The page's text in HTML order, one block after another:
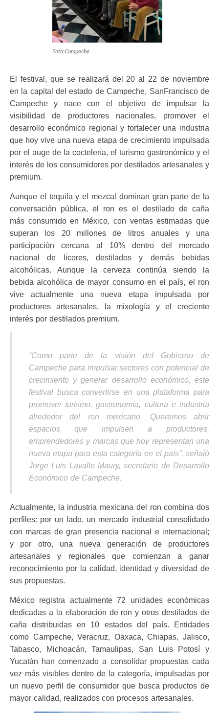
Foto:Campeche
El festival, que se realizará del 20 al 22 de noviembre
en la capital del estado de Campeche, SanFrancisco de
Campeche y nace con el objetivo de impulsar la
visibilidad de productores nacionales, promover el
desarrollo económico regional y fortalecer una industria
que hoy vive una nueva etapa de crecimiento impulsada
por el auge de la coctelería, el turismo gastronómico y el
interés de los consumidores por destilados artesanales y
premium.
Aunque el tequila y el mezcal dominan gran parte de la
conversación pública, el ron es el destilado de caña
más consumido en México, con ventas estimadas que
superan los 20 millones de litros anuales y una
participación cercana al 10% dentro del mercado
nacional de licores, destilados y demás bebidas
alcohólicas. Aunque la cerveza continúa siendo la
bebida alcohólica de mayor consumo en el país, el ron
vive actualmente una nueva etapa impulsada por
productores artesanales, la mixología y el creciente
interés por destilados premium.
“Como parte de la visión del Gobierno de
Campeche para impulsar sectores con potencial de
crecimiento y generar desarrollo económico, este
festival busca convertirse en una plataforma para
promover turismo, gastronomía, cultura e industria
alrededor del ron mexicano. Queremos abrir
espacios que impulsen a productores,
emprendedores y marcas que hoy representan una
nueva etapa para esta categoría en el país”, señaló
Jorge Luis Lavalle Maury, secretario de Desarrollo
Económico de Campeche.
Actualmente, la industria mexicana del ron combina dos
perfiles: por un lado, un mercado industrial consolidado
con marcas de gran presencia nacional e internacional;
y por otro, una nueva generación de productores
artesanales y regionales que comienzan a ganar
reconocimiento por la calidad, identidad y diversidad de
sus propuestas.
México registra actualmente 72 unidades económicas
dedicadas a la elaboración de ron y otros destilados de
caña distribuidas en 10 estados del país. Entidades
como Campeche, Veracruz, Oaxaca, Chiapas, Jalisco,
Tabasco, Michoacán, Tamaulipas, San Luis Potosí y
Yucatán han comenzado a consolidar propuestas cada
vez más visibles dentro de la categoría, impulsadas por
un nuevo perfil de consumidor que busca productos de
mayor calidad, realizados con procesos artesanales.